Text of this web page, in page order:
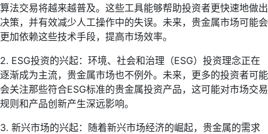
算法交易将越来越普及。这些工具能够帮助投资者更快速地做出
决策，并有效减少人工操作中的失误。未来，贵金属市场可能会
更加依赖这些技术手段，提高市场效率。
2. ESG投资的兴起：环境、社会和治理（ESG）投资理念正在
逐渐成为主流，贵金属市场也不例外。未来，更多的投资者可能
会关注那些符合ESG标准的贵金属投资产品，这可能对市场交易
规则和产品创新产生深远影响。
3. 新兴市场的兴起：随着新兴市场经济的崛起，贵金属的需求